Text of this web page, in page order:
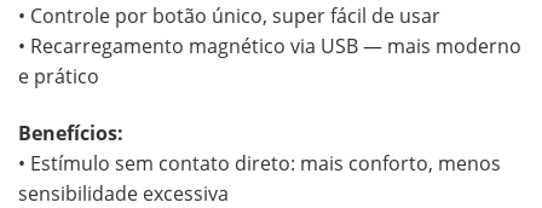
• Controle por botão único, super fácil de usar
• Recarregamento magnético via USB — mais moderno
e prático
Benefícios:
• Estímulo sem contato direto: mais conforto, menos
sensibilidade excessiva